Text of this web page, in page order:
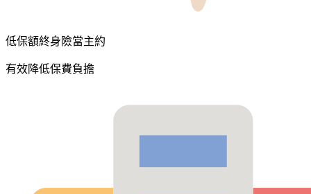
低保額終身險當主約
有效降低保費負擔